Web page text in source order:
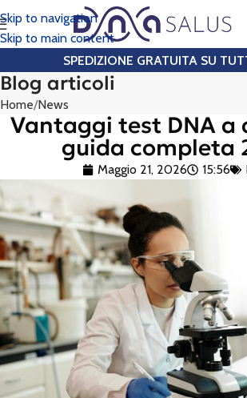
Skip to navigation
Skip to main content
SPEDIZIONE GRATUITA SU
Blog articoli
Home News
Vantaggi test DNA a
guida completa
Maggio 21, 2026 15:56